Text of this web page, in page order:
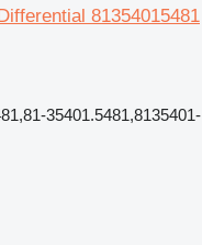
81354015481
35401.5481,8135401-